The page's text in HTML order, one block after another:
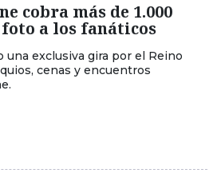
cobra más de 1.000
a los fanáticos
una exclusiva gira por el Reino
cenas y encuentros